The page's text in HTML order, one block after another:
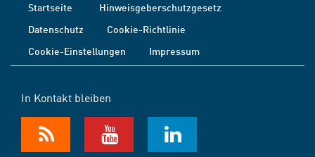
Startseite
Hinweisgeberschutzgesetz
Datenschutz
Cookie-Richtlinie
Cookie-Einstellungen
Impressum
In Kontakt bleiben